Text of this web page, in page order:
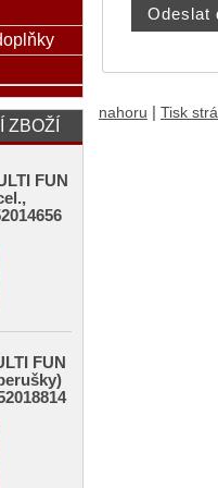
nahoru Tisk
ZBOŽÍ
FUN
FUN